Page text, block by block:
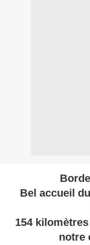
Bel accueil
154
notre